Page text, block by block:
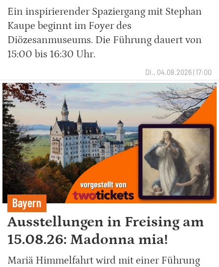
Ein inspirierender Spaziergang mit Stephan
Kaupe beginnt im Foyer des
Diözesanmuseums. Die Führung dauert von
15:00 bis 16:30 Uhr.
Di., 04.08.2026 | 17:00
Bayern
Ausstellungen in Freising am
15.08.26: Madonna mia!
Mariä Himmelfahrt wird mit einer Führung